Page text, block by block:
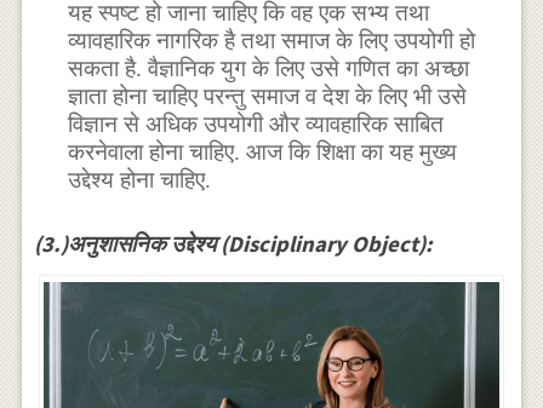
यह स्पष्ट हो जाना चाहिए कि वह एक सभ्य तथा
व्यावहारिक नागरिक है तथा समाज के लिए उपयोगी हो
सकता है. वैज्ञानिक युग के लिए उसे गणित का अच्छा
ज्ञाता होना चाहिए परन्तु समाज व देश के लिए भी उसे
विज्ञान से अधिक उपयोगी और व्यावहारिक साबित
करनेवाला होना चाहिए. आज कि शिक्षा का यह मुख्य
उद्देश्य होना चाहिए.
(3.)अनुशासनिक उद्देश्य (Disciplinary Object):